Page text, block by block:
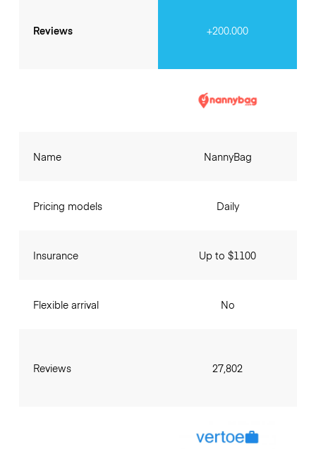
Reviews +200.000
Name
Pricing models
Insurance
Flexible arrival
Reviews
NannyBag
Daily
Up to $1100
No
27,802